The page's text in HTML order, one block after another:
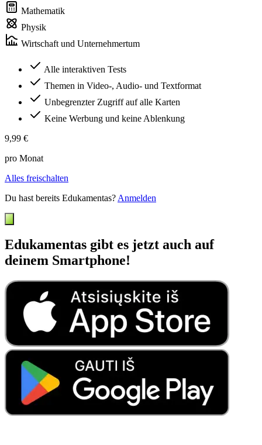
Mathematik
Physik
Wirtschaft und Unternehmertum
Alle interaktiven Tests
Themen in Video-, Audio- und Textformat
Unbegrenzter Zugriff auf alle Karten
Keine Werbung und keine Ablenkung
9,99 €
pro Monat
Alles freischalten
Du hast bereits Edukamentas? Anmelden
Edukamentas gibt es jetzt auch auf
deinem Smartphone!